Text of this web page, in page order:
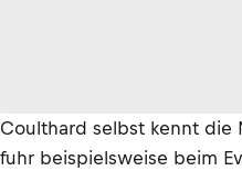
Coulthard selbst kennt die
fuhr beispielsweise beim